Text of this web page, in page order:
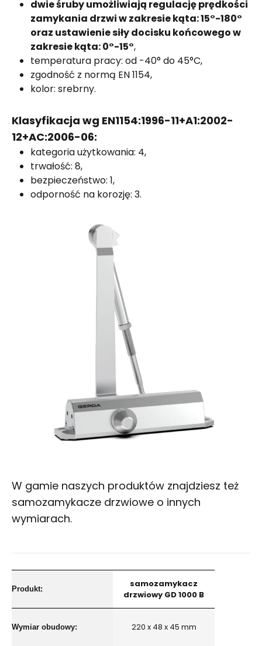
dwie śruby umożliwiają regulację prędkości
zamykania drzwi w zakresie kąta: 15°-180°
oraz ustawienie siły docisku końcowego w
zakresie kąta: 0°-15°,
temperatura pracy: od -40° do 45°C,
zgodność z normą EN 1154,
kolor: srebrny.
Klasyfikacja wg EN1154:1996-11+A1:2002-
12+AC:2006-06:
kategoria użytkowania: 4,
trwałość: 8,
bezpieczeństwo: 1,
odporność na korozję: 3.
W gamie naszych produktów znajdziesz też
samozamykacze drzwiowe o innych
wymiarach.
Produkt:
samozamykacz
drzwiowy GD 1000 B
Wymiar obudowy: 220 x 48 x 45 mm